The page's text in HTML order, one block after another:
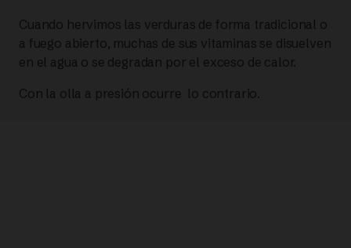
Cuando hervimos las verduras de forma tradicional o
a fuego abierto, muchas de sus vitaminas se disuelven
en el agua o se degradan por el exceso de calor.
Con la olla a presión ocurre lo contrario.